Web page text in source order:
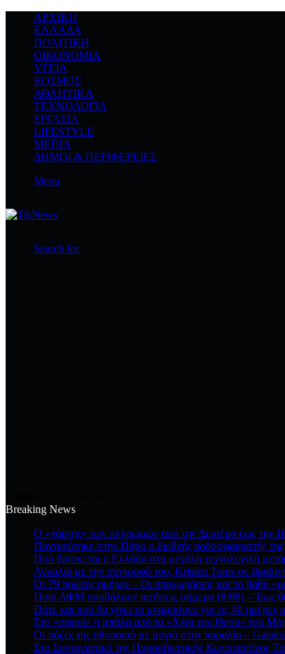
ΑΡΧΙΚΉ
ΕΛΛΆΔΑ
ΠΟΛΙΤΙΚΉ
ΟΙΚΟΝΟΜΊΑ
ΥΓΕΊΑ
ΚΌΣΜΟΣ
ΑΘΛΗΤΙΚΆ
ΤΕΧΝΟΛΟΓΙΆ
ΕΡΓΑΣΊΑ
LIFESTYLE
MEDIA
ΔΉΜΟΙ & ΠΕΡΙΦΈΡΕΙΕΣ
Menu
Search for
Breaking News
Ο «χάρτης» των πληρωμών από την Δευτέρα έως την
Παντρεύτηκε στην Πάρο ο διεθνής ποδοσφαιριστής
Πού βρίσκεται η Ελλάδα στη μεγάλη τεχνολογική
Αγκαλιά με την σύντροφό του, Kristen Toms σε
Οι 79 πρώτες ημέρες – Οι αποχωρήσεις και το βαθύ
Ποια ΑΦΜ υποβάλουν αιτήσεις σήμερα (8/08) – Έως
Πότε και πού θα γίνει το μνημόσυνο για τις 40 ημέρες
Στο «σφυρί» η μπάλα από το «Χέρι του Θεού» του
Οι πόζες της ηθοποιού με μαγιό στην παραλία –
Στο Συντονιστικό της Πυροσβεστικής Κωνσταντίνος